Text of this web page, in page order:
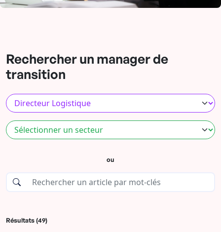
Rechercher un manager de
transition
ou
Résultats (49)